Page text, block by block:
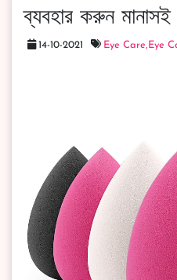
ব্যবহার করুন মানাসই
14-10-2021 Eye Care, Eye